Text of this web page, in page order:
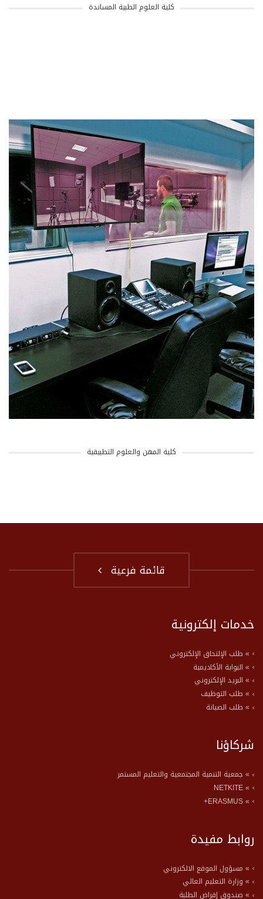
كلية العلوم الطبية المساندة
كلية المهن والعلوم التطبيقية
قائمة فرعية
خدمات إلكترونية
» طلب الإلتحاق الإلكتروني
» البوابة الأكاديمية
» البريد الإلكتروني
» طلب التوظيف
» طلب الصيانة
شركاؤنا
» جمعية التنمية المجتمعية والتعليم المستمر
» NETKITE
» ERASMUS+
روابط مفيدة
» مسؤول الموقع الالكتروني
» وزارة التعليم العالي
» صندوق إقراض الطلبة